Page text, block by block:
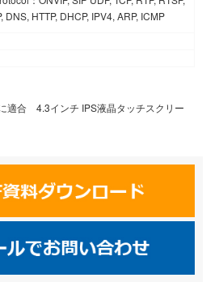
DNS, HTTP, DHCP, IPV4, ARP, ICMP
適合 4.3インチ IPS液晶タッチスクリー